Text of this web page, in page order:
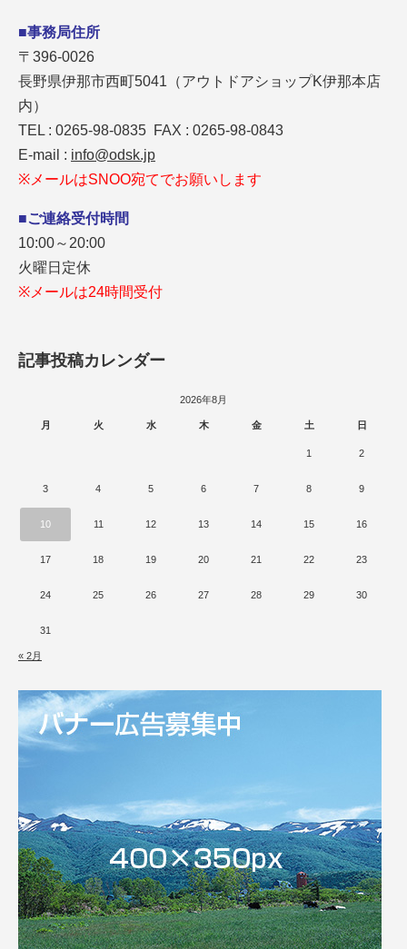
■事務局住所
〒396-0026
長野県伊那市西町5041（アウトドアショップK伊那本店
内）
TEL : 0265-98-0835 FAX : 0265-98-0843
E-mail : info@odsk.jp
※メールはSNOO宛てでお願いします
■ご連絡受付時間
10:00～20:00
火曜日定休
※メールは24時間受付
記事投稿カレンダー
2026年8月
月 火 水 木 金 土 日
1 2
3 4 5 6 7 8 9
10 11 12 13 14 15 16
17 18 19 20 21 22 23
24 25 26 27 28 29 30
31
« 2月